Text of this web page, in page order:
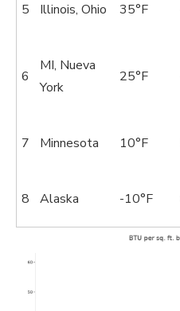
5 Illinois, Ohio 35°F
6
MI, Nueva
York
25°F
7 Minnesota 10°F
8 Alaska -10°F